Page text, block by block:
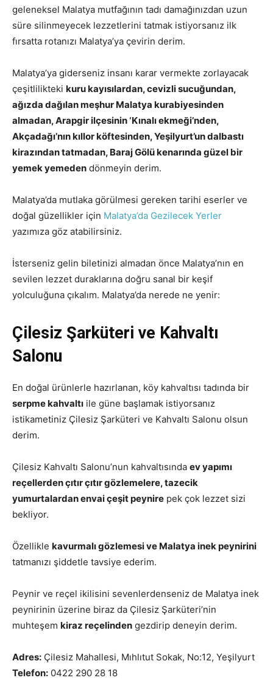
geleneksel Malatya mutfağının tadı damağınızdan uzun
süre silinmeyecek lezzetlerini tatmak istiyorsanız ilk
fırsatta rotanızı Malatya’ya çevirin derim.
Malatya’ya giderseniz insanı karar vermekte zorlayacak
çeşitlilikteki kuru kayısılardan, cevizli sucuğundan,
ağızda dağılan meşhur Malatya kurabiyesinden
almadan, Arapgir ilçesinin ‘Kınalı ekmeği’nden,
Akçadağı’nın kıllor köftesinden, Yeşilyurt’un dalbastı
kirazından tatmadan, Baraj Gölü kenarında güzel bir
yemek yemeden dönmeyin derim.
Malatya’da mutlaka görülmesi gereken tarihi eserler ve
doğal güzellikler için Malatya’da Gezilecek Yerler
yazımıza göz atabilirsiniz.
İsterseniz gelin biletinizi almadan önce Malatya’nın en
sevilen lezzet duraklarına doğru sanal bir keşif
yolculuğuna çıkalım. Malatya’da nerede ne yenir:
Çilesiz Şarküteri ve Kahvaltı
Salonu
En doğal ürünlerle hazırlanan, köy kahvaltısı tadında bir
serpme kahvaltı ile güne başlamak istiyorsanız
istikametiniz Çilesiz Şarküteri ve Kahvaltı Salonu olsun
derim.
Çilesiz Kahvaltı Salonu’nun kahvaltısında ev yapımı
reçellerden çıtır çıtır gözlemelere, tazecik
yumurtalardan envai çeşit peynire pek çok lezzet sizi
bekliyor.
Özellikle kavurmalı gözlemesi ve Malatya inek peynirini
tatmanızı şiddetle tavsiye ederim.
Peynir ve reçel ikilisini sevenlerdenseniz de Malatya inek
peynirinin üzerine biraz da Çilesiz Şarküteri’nin
muhteşem kiraz reçelinden gezdirip deneyin derim.
Adres: Çilesiz Mahallesi, Mıhlıtut Sokak, No:12, Yeşilyurt
Telefon: 0422 290 28 18